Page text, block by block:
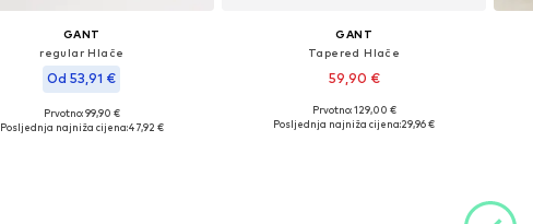
GANT
regular Hlače
Od 53,91 €
+ 2
Dostupne veličine: 35-36, 38
Prvotno: 99,90 €
Posljednja najniža cijena:47,92 €
GANT
Tapered Hlače
59,90 €
Dostupne veličine: 35-36
Prvotno: 129,00 €
Posljednja najniža cijena:29,96 €